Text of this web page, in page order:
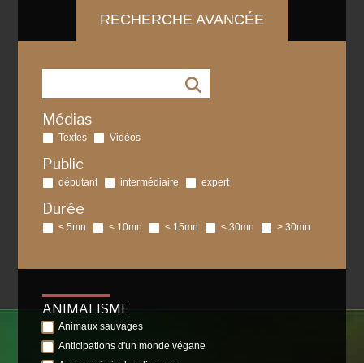
RECHERCHE AVANCÉE
Médias
Textes Vidéos
Public
débutant intermédiaire expert
Durée
< 5mn < 10mn < 15mn < 30mn > 30mn
ANIMALISME
Animaux sauvages
Anticipations d'un monde végane